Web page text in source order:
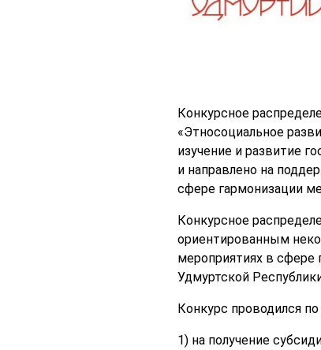
Конкурсное
«Этносоциальное
изучение и развитие
и направлено на
сфере гармонизации
Конкурсное
ориентированным
мероприятиях в сфере
Удмуртской
Конкурс проводился
1) на получение